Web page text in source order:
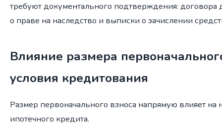
требуют документального подтверждения: договора
о праве на наследство и выписки о зачислении
Влияние размера
условия кредитования
Размер первоначального взноса напрямую влияет на
ипотечного кредита.